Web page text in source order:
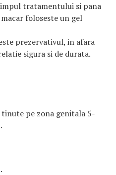
tratamentului si pana
foloseste un gel
prezervativul, in afara
sigura si de durata.
pe zona genitala 5-